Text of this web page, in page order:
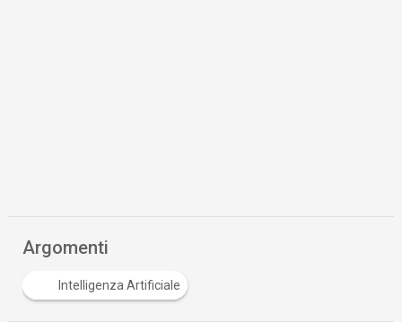
Argomenti
Intelligenza Artificiale